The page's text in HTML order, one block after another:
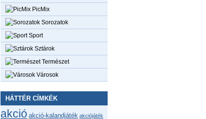
PicMix
Sorozatok
Sport
Sztárok
Természet
Városok
HÁTTÉR CÍMKÉK
akció akció-kalandjáték akciójáték